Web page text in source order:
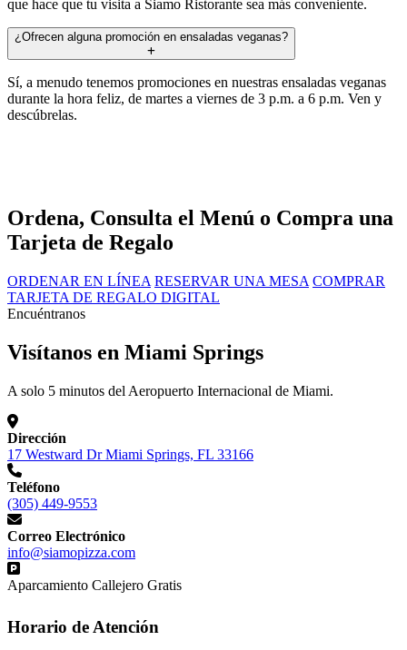
que hace que tu visita a Siamo Ristorante sea más conveniente.
¿Ofrecen alguna promoción en ensaladas veganas?
Sí, a menudo tenemos promociones en nuestras ensaladas veganas
durante la hora feliz, de martes a viernes de 3 p.m. a 6 p.m. Ven y
descúbrelas.
Ordena, Consulta el Menú o Compra una
Tarjeta de Regalo
ORDENAR EN LÍNEA RESERVAR UNA MESA COMPRAR
TARJETA DE REGALO DIGITAL
Encuéntranos
Visítanos en Miami Springs
A solo 5 minutos del Aeropuerto Internacional de Miami.
Dirección
17 Westward Dr Miami Springs, FL 33166
Teléfono
(305) 449-9553
Correo Electrónico
info@siamopizza.com
Aparcamiento Callejero Gratis
Horario de Atención